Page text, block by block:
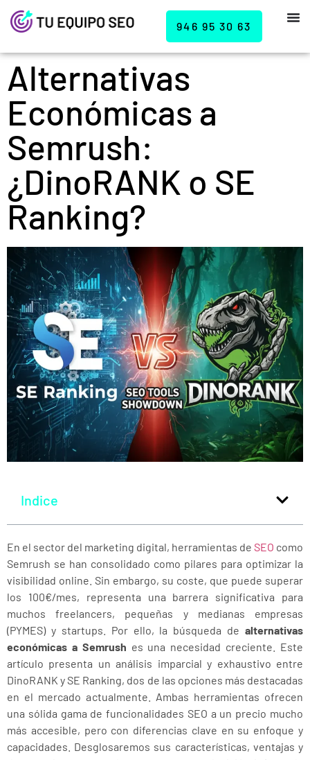
946 95 30 63
Alternativas
Económicas a
Semrush:
¿DinoRANK o SE
Ranking?
Indice
En el sector del marketing digital, herramientas de SEO como
Semrush se han consolidado como pilares para optimizar la
visibilidad online. Sin embargo, su coste, que puede superar
los 100€/mes, representa una barrera significativa para
muchos freelancers, pequeñas y medianas empresas
(PYMES) y startups. Por ello, la búsqueda de alternativas
económicas a Semrush es una necesidad creciente. Este
artículo presenta un análisis imparcial y exhaustivo entre
DinoRANK y SE Ranking, dos de las opciones más destacadas
en el mercado actualmente. Ambas herramientas ofrecen
una sólida gama de funcionalidades SEO a un precio mucho
más accesible, pero con diferencias clave en su enfoque y
capacidades. Desglosaremos sus características, ventajas y